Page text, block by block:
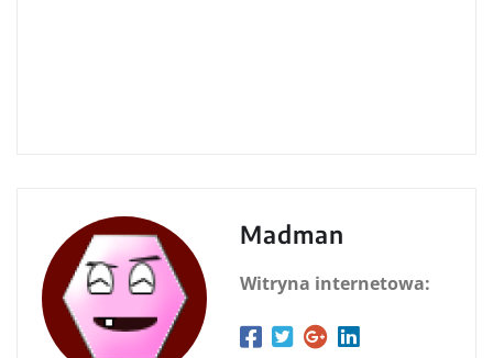
Madman
Witryna internetowa: